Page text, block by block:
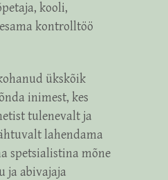
kooli,
kontrolltöö
ükskõik
inimest, kes
tulenevalt ja
lahendama
spetsialistina mõne
ja abivajaja